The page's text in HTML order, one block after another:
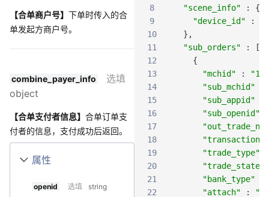
【合单商户号】 下单时传入的合
单发起方商户号。
combine_payer_info
选填
object
【合单支付者信息】 合单订单支
付者的信息，支付成功后返回。
属性
openid 选填 string
8
"scene_info" :
{
9
"device_id" :
10
} ,
11
"sub_orders" :
[
12
{
13
"mchid" :
14
"sub_mchid"
15
"sub_appid"
16
"sub_openid"
17
"out_trade_no"
18
19
"trade_type"
20
"trade_state"
21
"bank_type"
22
"attach" :
"